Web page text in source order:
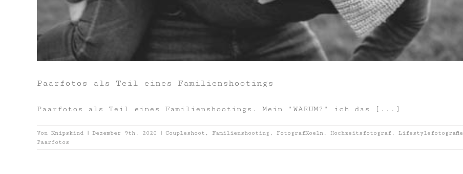
Paarfotos als Teil eines Familienshootings
Paarfotos als Teil eines Familienshootings. Mein "WARUM?" ich das [...]
Von Knipskind | Dezember 9th, 2020 | Coupleshoot , Familienshooting , FotografKoeln , Hochzeitsfotograf , Lifestylefotografie
Paarfotos